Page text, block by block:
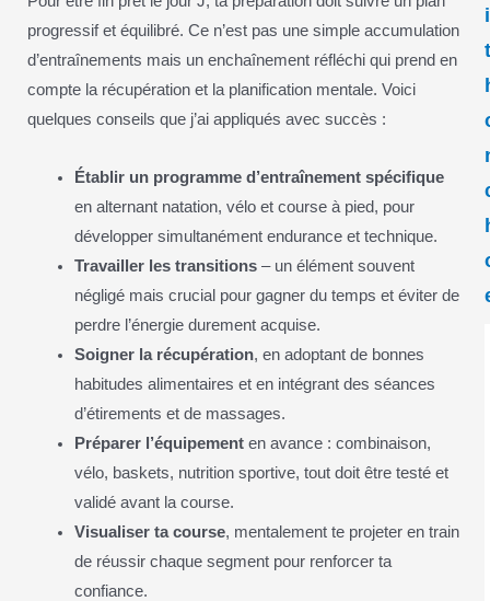
progressif et équilibré. Ce n’est pas une simple accumulation
d’entraînements mais un enchaînement réfléchi qui prend en
compte la récupération et la planification mentale. Voici
quelques conseils que j’ai appliqués avec succès :
Établir un programme d’entraînement spécifique
en alternant natation, vélo et course à pied, pour
développer simultanément endurance et technique.
Travailler les transitions – un élément souvent
négligé mais crucial pour gagner du temps et éviter de
perdre l’énergie durement acquise.
Soigner la récupération, en adoptant de bonnes
habitudes alimentaires et en intégrant des séances
d’étirements et de massages.
Préparer l’équipement en avance : combinaison,
vélo, baskets, nutrition sportive, tout doit être testé et
validé avant la course.
Visualiser ta course, mentalement te projeter en train
de réussir chaque segment pour renforcer ta
confiance.